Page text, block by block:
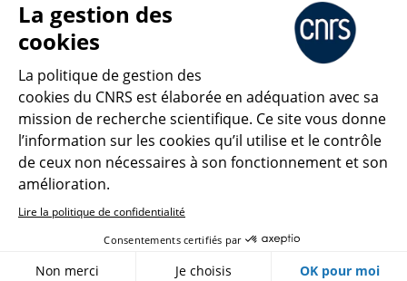
CNRS Le Mag
© 2026, CNRS
Créer un compte Se connecter
Gestion des cookies
La gestion des
cookies
La politique de gestion des
cookies du CNRS est élaborée en adéquation avec sa
mission de recherche scientifique. Ce site vous donne
l’information sur les cookies qu’il utilise et le contrôle
de ceux non nécessaires à son fonctionnement et son
amélioration.
Lire la politique de confidentialité
Consentements certifiés par
Non merci Je choisis OK pour moi